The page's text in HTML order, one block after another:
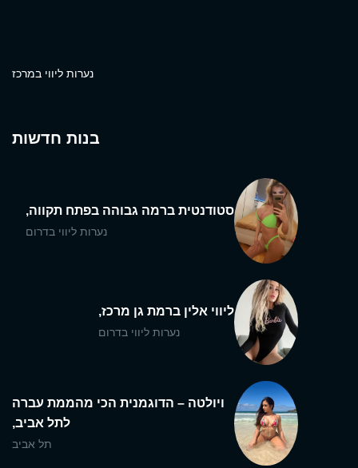
נערות ליווי במרכז
בנות חדשות
סטודנטית ברמה גבוהה בפתח תקווה,
נערות ליווי בדרום
ליווי אלין ברמת גן מרכז,
נערות ליווי בדרום
ויולטה – הדוגמנית הכי מהממת עברה
לתל אביב,
תל אביב